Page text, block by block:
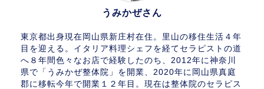
うみかぜさん
東京都出身現在岡山県新庄村在住。里山の移住生活４年
目を迎える。イタリア料理シェフを経てセラピストの道
へ８年間色々なお店で経験したのち、2012年に神奈川
県で「うみかぜ整体院」を開業、2020年に岡山県真庭
郡に移転今年で開業１２年目。現在は整体院のセラピス